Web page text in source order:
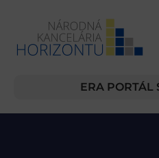
ERA PORTÁL